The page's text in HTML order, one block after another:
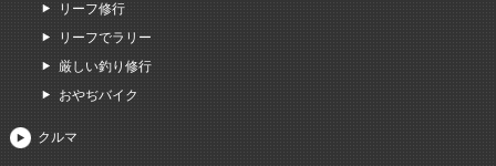
リーフ修行
リーフでラリー
厳しい釣り修行
おやぢバイク
クルマ